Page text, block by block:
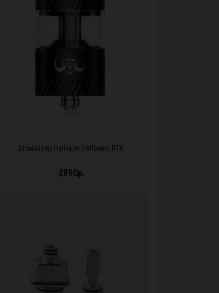
Атомайзер Hellvape Hellbeast RTA
2890р.